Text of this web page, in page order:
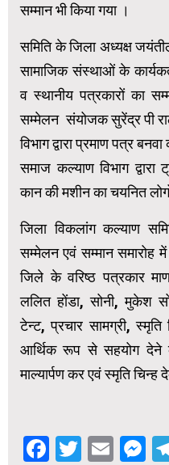
सम्मान भी किया गया ।
समिति के जिला अध्यक्ष
सामाजिक संस्थाओं के
व स्थानीय पत्रकारों का
सम्मेलन संयोजक सुरेंद्र पी
विभाग द्वारा प्रमाण पत्र
समाज कल्याण विभाग द्वारा
कान की मशीन का चयनित
जिला विकलांग कल्याण
सम्मेलन एवं सम्मान समारोह
जिले के वरिष्ठ पत्रकार
ललित होंडा, सोनी, मुकेश
टेन्ट, प्रचार सामग्री,
आर्थिक रूप से सहयोग देने
माल्यार्पण कर एवं स्मृति
Facebook
Twitter